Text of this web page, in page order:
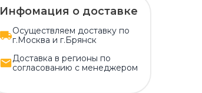
Инфомация о доставке
Осуществляем доставку по
г.Москва и г.Брянск
Доставка в регионы по
согласованию с менеджером